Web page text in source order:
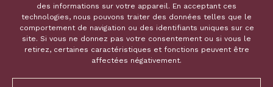
des informations sur votre appareil. En acceptant ces
technologies, nous pouvons traiter des données telles que le
comportement de navigation ou des identifiants uniques sur ce
site. Si vous ne donnez pas votre consentement ou si vous le
retirez, certaines caractéristiques et fonctions peuvent être
affectées négativement.
Écrivez-nous
Notre équipe
Nos tarifs
Souvenirs